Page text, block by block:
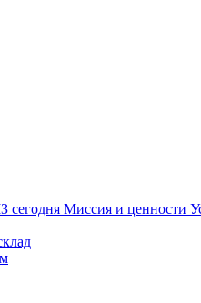
сегодня Миссия и ценности